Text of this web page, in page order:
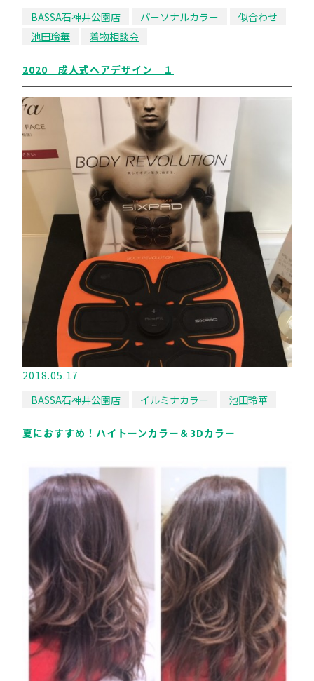
BASSA石神井公園店
パーソナルカラー
似合わせ
池田玲華
着物相談会
2020 成人式ヘアデザイン １
2018.05.17
BASSA石神井公園店
イルミナカラー 池田玲華
夏におすすめ！ハイトーンカラー＆3Dカラー